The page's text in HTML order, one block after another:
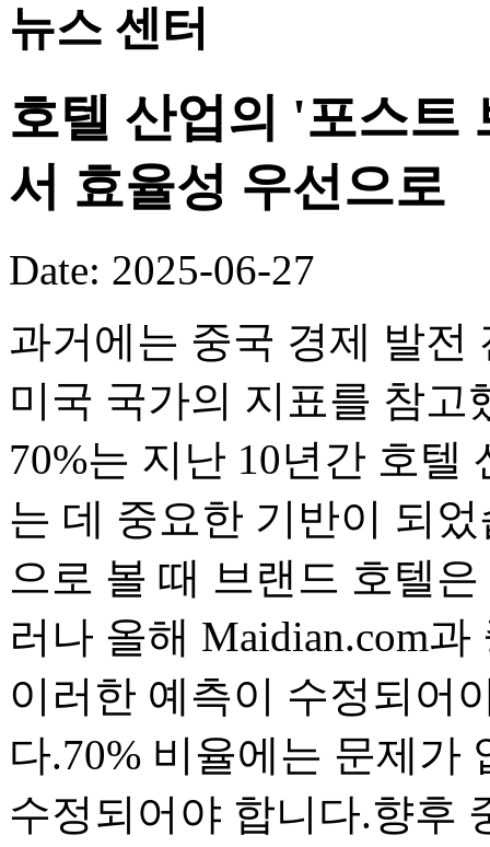
뉴스 센터
호텔 산업의 '포스트
서 효율성 우선으로
Date: 2025-06-27
과거에는 중국 경제 발전
미국 국가의 지표를 참고
70%는 지난 10년간 호텔
는 데 중요한 기반이 되
으로 볼 때 브랜드 호텔
러나 올해 Maidian.com
이러한 예측이 수정되어
다.70% 비율에는 문제가
수정되어야 합니다.향후